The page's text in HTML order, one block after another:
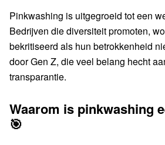
Pinkwashing is uitgegroeid tot een
Bedrijven die diversiteit promoten,
bekritiseerd als hun betrokkenheid
door Gen Z, die veel belang hecht
transparantie.
Waarom is pinkwashing
🎯